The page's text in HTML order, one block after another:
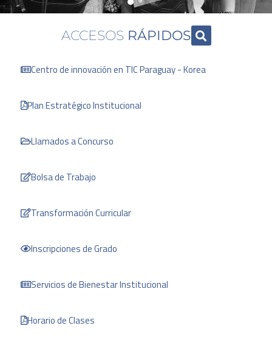
ACCESOS RÁPIDOS
Centro de innovación en TIC Paraguay - Korea
Plan Estratégico Institucional
Llamados a Concurso
Bolsa de Trabajo
Transformación Curricular
Inscripciones de Grado
Servicios de Bienestar Institucional
Horario de Clases